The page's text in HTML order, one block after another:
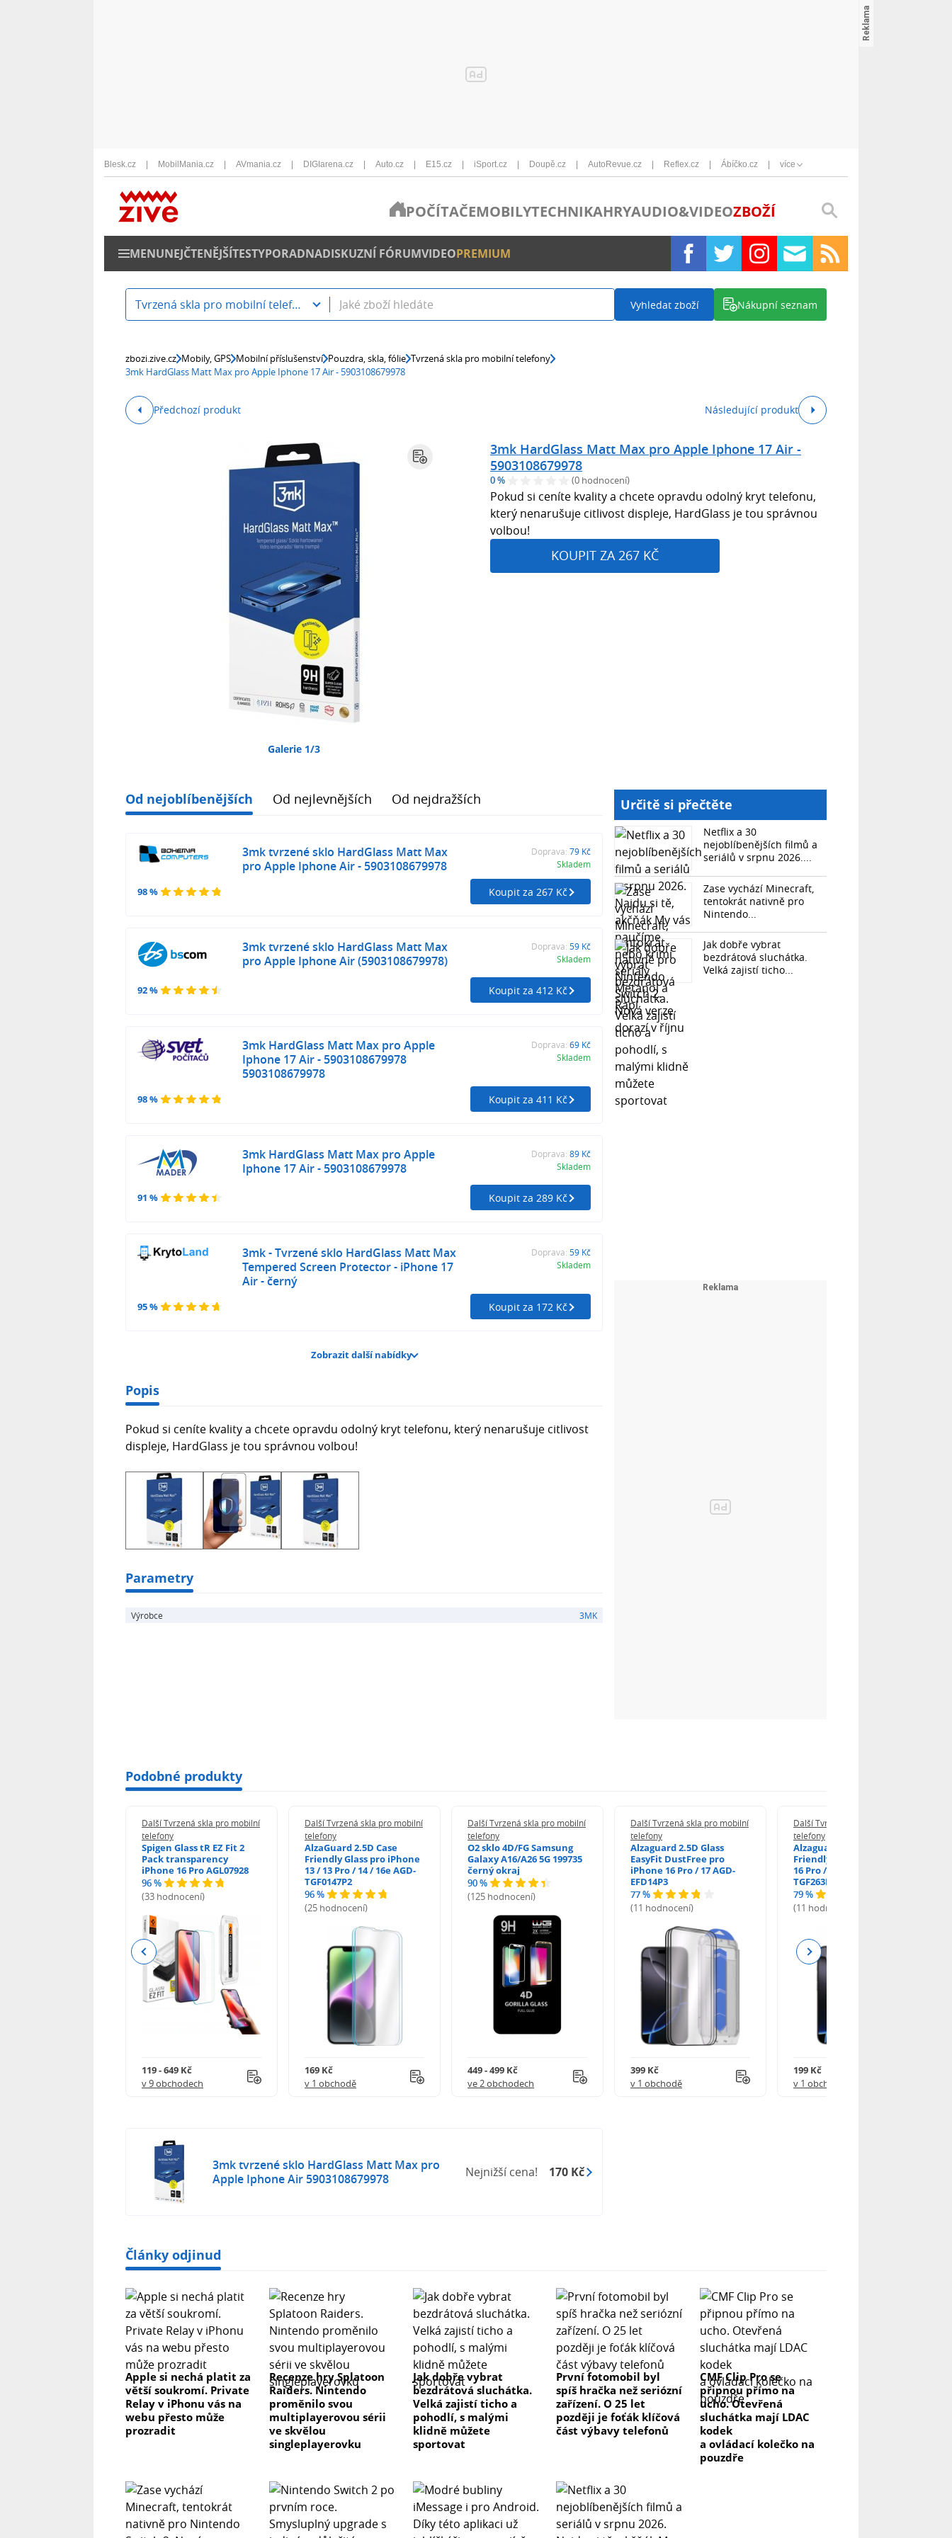
Blesk.cz MobilMania.cz AVmania.cz DIGIarena.cz Auto.cz E15.cz iSport.cz Doupě.cz AutoRevue.cz Reflex.cz Ábíčko.cz více
POČÍTAČEMOBILYTECHNIKAHRYAUDIO&VIDEOZBOŽÍ
MENUNEJČTENĚJŠÍTESTYPORADNADISKUZNÍ FÓRUMVIDEOPREMIUM
Tvrzená skla pro mobilní telefony Vyhledat zboží Nákupní seznam
zbozi.zive.cz Mobily, GPS Mobilní příslušenství Pouzdra, skla, fólie Tvrzená skla pro mobilní telefony
3mk HardGlass Matt Max pro Apple Iphone 17 Air - 5903108679978
Předchozí produkt Následující produkt
Galerie 1/3
3mk HardGlass Matt Max pro Apple Iphone 17 Air -
5903108679978
0 % (0 hodnocení)
Pokud si ceníte kvality a chcete opravdu odolný kryt telefonu,
který nenarušuje citlivost displeje, HardGlass je tou správnou
volbou!
KOUPIT ZA 267 KČ
Od nejoblíbenějších Od nejlevnějších Od nejdražších
98 %
3mk tvrzené sklo HardGlass Matt Max
pro Apple Iphone Air - 5903108679978
Doprava: 79 Kč
Skladem
Koupit za 267 Kč
92 %
3mk tvrzené sklo HardGlass Matt Max
pro Apple Iphone Air (5903108679978)
Doprava: 59 Kč
Skladem
Koupit za 412 Kč
98 %
3mk HardGlass Matt Max pro Apple
Iphone 17 Air - 5903108679978
5903108679978
Doprava: 69 Kč
Skladem
Koupit za 411 Kč
91 %
3mk HardGlass Matt Max pro Apple
Iphone 17 Air - 5903108679978
Doprava: 89 Kč
Skladem
Koupit za 289 Kč
95 %
3mk - Tvrzené sklo HardGlass Matt Max
Tempered Screen Protector - iPhone 17
Air - černý
Doprava: 59 Kč
Skladem
Koupit za 172 Kč
Zobrazit další nabídky
Popis
Pokud si ceníte kvality a chcete opravdu odolný kryt telefonu, který nenarušuje citlivost
displeje, HardGlass je tou správnou volbou!
Parametry
Výrobce 3MK
Určitě si přečtěte
Netflix a 30
nejoblíbenějších filmů a
seriálů v srpnu 2026....
Zase vychází Minecraft,
tentokrát nativně pro
Nintendo...
Jak dobře vybrat
bezdrátová sluchátka.
Velká zajistí ticho...
Podobné produkty
Další Tvrzená skla pro mobilní
telefony
Spigen Glass tR EZ Fit 2
Pack transparency
iPhone 16 Pro AGL07928
96 %
(33 hodnocení)
119 - 649 Kč
v 9 obchodech
Další Tvrzená skla pro mobilní
telefony
AlzaGuard 2.5D Case
Friendly Glass pro iPhone
13 / 13 Pro / 14 / 16e AGD-
TGF0147P2
96 %
(25 hodnocení)
169 Kč
v 1 obchodě
Další Tvrzená skla pro mobilní
telefony
O2 sklo 4D/FG Samsung
Galaxy A16/A26 5G 199735
černý okraj
90 %
(125 hodnocení)
449 - 499 Kč
ve 2 obchodech
Další Tvrzená skla pro mobilní
telefony
Alzaguard 2.5D Glass
EasyFit DustFree pro
iPhone 16 Pro / 17 AGD-
EFD14P3
77 %
(11 hodnocení)
399 Kč
v 1 obchodě
Další Tvrzená skla pro mobilní
telefony
Alzaguard 2.5D Case
Friendly Glass pro iPhone
16 Pro / 17 / 17 Pro AGD-
TGF263P2
79 %
(11 hodnocení)
199 Kč
v 1 obchodě
Previous Next
3mk tvrzené sklo HardGlass Matt Max pro
Apple Iphone Air 5903108679978
Nejnižší cena! 170 Kč
Články odjinud
Apple si nechá platit za
větší soukromí. Private
Relay v iPhonu vás na
webu přesto může
prozradit
Recenze hry Splatoon
Raiders. Nintendo
proměnilo svou
multiplayerovou sérii
ve skvělou
singleplayerovku
Jak dobře vybrat
bezdrátová sluchátka.
Velká zajistí ticho a
pohodlí, s malými
klidně můžete
sportovat
První fotomobil byl
spíš hračka než seriózní
zařízení. O 25 let
později je foťák klíčová
část výbavy telefonů
CMF Clip Pro se
připnou přímo na
ucho. Otevřená
sluchátka mají LDAC
kodek
a ovládací kolečko na
pouzdře